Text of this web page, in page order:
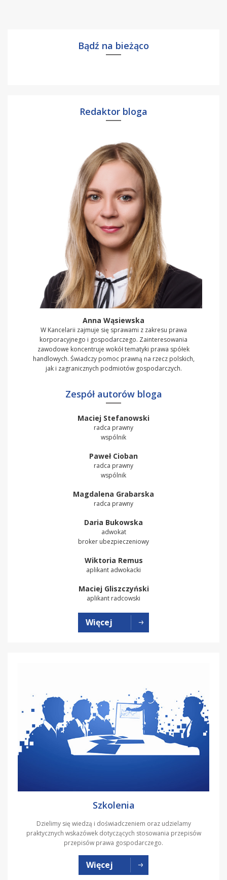
Bądź na bieżąco
Redaktor bloga
Anna Wąsiewska
W Kancelarii zajmuje się sprawami z zakresu prawa
korporacyjnego i gospodarczego. Zainteresowania
zawodowe koncentruje wokół tematyki prawa spółek
handlowych. Świadczy pomoc prawną na rzecz polskich,
jak i zagranicznych podmiotów gospodarczych.
Zespół autorów bloga
Maciej Stefanowski
radca prawny
wspólnik
Paweł Cioban
radca prawny
wspólnik
Magdalena Grabarska
radca prawny
Daria Bukowska
adwokat
broker ubezpieczeniowy
Wiktoria Remus
aplikant adwokacki
Maciej Gliszczyński
aplikant radcowski
Więcej
Szkolenia
Dzielimy się wiedzą i doświadczeniem oraz udzielamy
praktycznych wskazówek dotyczących stosowania przepisów
przepisów prawa gospodarczego.
Więcej